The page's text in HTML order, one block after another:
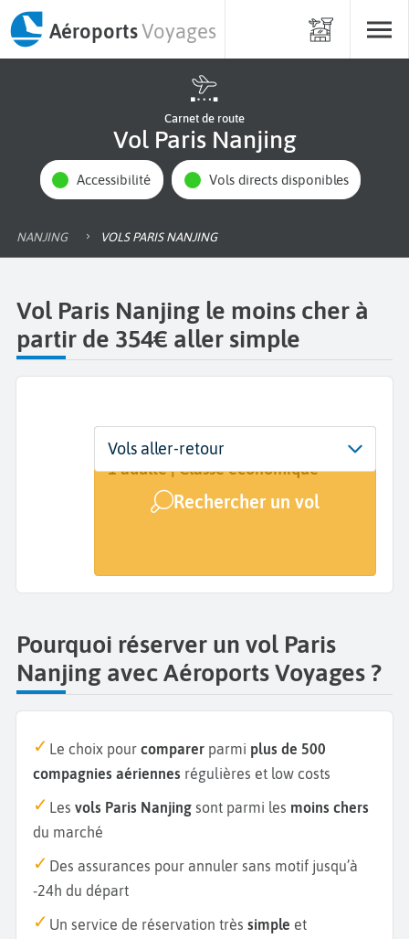
AéroportsVoyages
Carnet de route
Vol Paris Nanjing
Accessibilité Vols directs disponibles
NANJING VOLS PARIS NANJING
Vol Paris Nanjing le moins cher à
partir de 354€ aller simple
Départ
Paris (PAR)
Dates
Dates de votre voyage
Voyageurs | Classe
1 adulte | Classe économique
Rechercher un vol
Vols aller-retour
Pourquoi réserver un vol Paris
Nanjing avec Aéroports Voyages ?
Le choix pour comparer parmi plus de 500
compagnies aériennes régulières et low costs
Les vols Paris Nanjing sont parmi les moins chers
du marché
Des assurances pour annuler sans motif jusqu’à
-24h du départ
Un service de réservation très simple et